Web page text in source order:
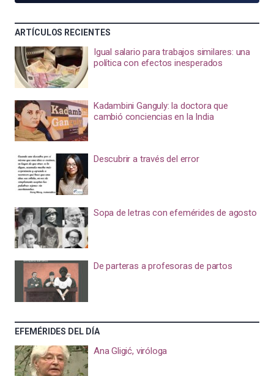
ARTÍCULOS RECIENTES
Igual salario para trabajos similares: una
política con efectos inesperados
Kadambini Ganguly: la doctora que
cambió conciencias en la India
Descubrir a través del error
Sopa de letras con efemérides de agosto
De parteras a profesoras de partos
EFEMÉRIDES DEL DÍA
Ana Gligić, viróloga